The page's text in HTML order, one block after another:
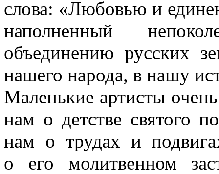
слова: «Любовью и
наполненный
объединению русских
нашего народа, в нашу
Маленькие артисты очень
нам о детстве святого
нам о трудах и
о его молитвенном